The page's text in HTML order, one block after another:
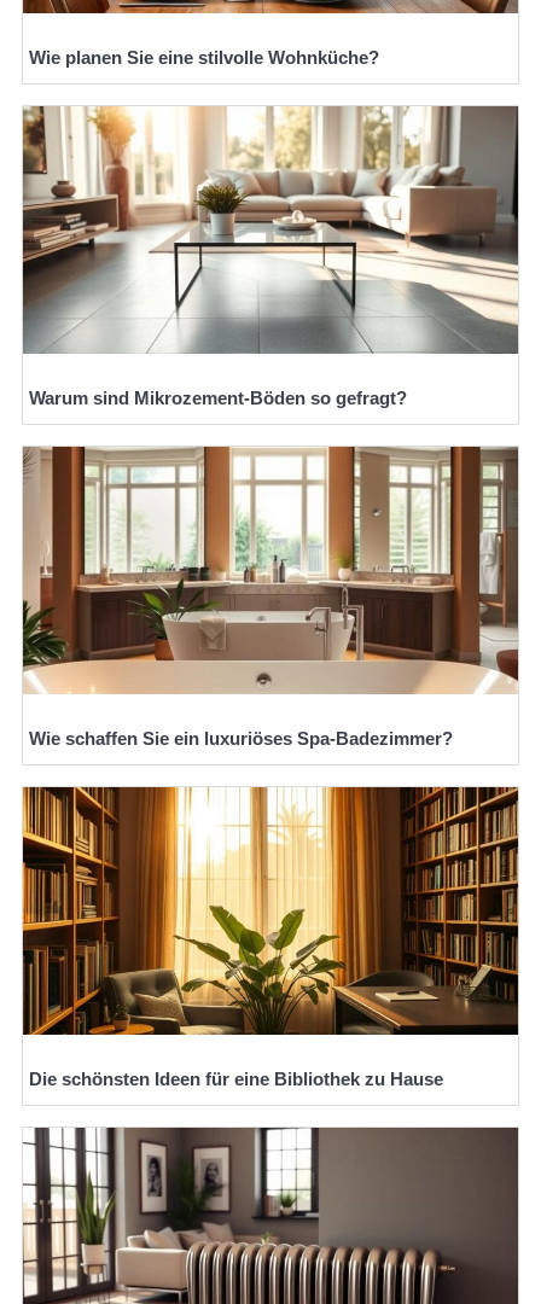
Wie planen Sie eine stilvolle Wohnküche?
Warum sind Mikrozement-Böden so gefragt?
Wie schaffen Sie ein luxuriöses Spa-Badezimmer?
Die schönsten Ideen für eine Bibliothek zu Hause